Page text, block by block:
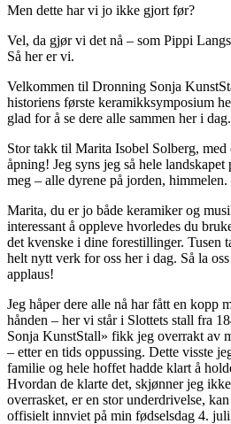
Men dette har vi jo ikke gjort før?
Vel, da gjør vi det nå – som Pippi
Så her er vi.
Velkommen til Dronning Sonja
historiens første keramikksymposium
glad for å se dere alle sammen her i dag.
Stor takk til Marita Isobel Solberg,
åpning! Jeg syns jeg så hele
meg – alle dyrene på jorden,
Marita, du er jo både keramiker og
interessant å oppleve hvorledes du
det kvenske i dine forestillinger. Tusen
helt nytt verk for oss her i dag. Så la
applaus!
Jeg håper dere alle nå har fått en kopp
hånden – her vi står i Slottets stall fra
Sonja KunstStall» fikk jeg overrakt av
– etter en tids oppussing. Dette visste
familie og hele hoffet hadde klart å
Hvordan de klarte det, skjønner jeg
overrasket, er en stor underdrivelse,
offisielt innviet på min fødselsdag 4.